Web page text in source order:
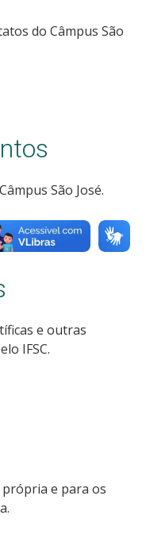
do Câmpus São
São José.
e outras
IFSC.
própria e para os